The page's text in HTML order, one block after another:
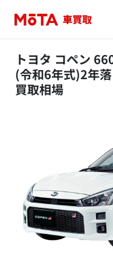
トヨタ コペン
(令和6年式)2年
買取相場